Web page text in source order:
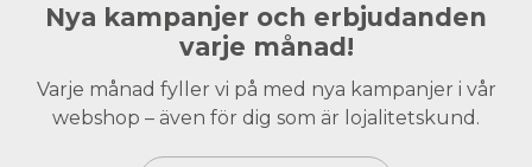
Nya kampanjer och erbjudanden
varje månad!
Varje månad fyller vi på med nya kampanjer i vår
webshop – även för dig som är lojalitetskund.